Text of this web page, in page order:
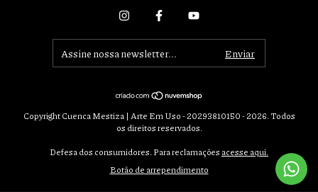
Copyright Cuenca Mestiza | Arte Em Uso - 20293810150 - 2026. Todos
os direitos reservados.
Defesa dos consumidores. Para reclamações acesse aqui.
Botão de arrependimento